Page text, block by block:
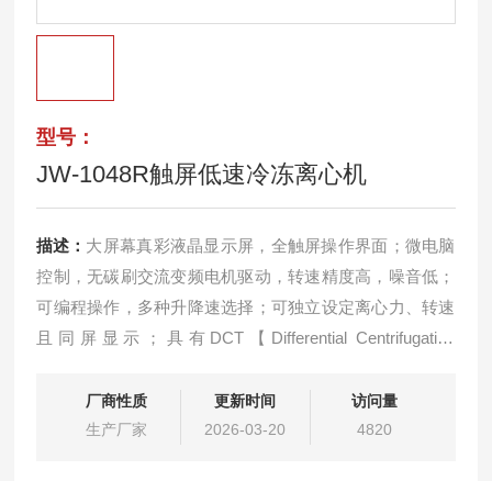
型号：
JW-1048R触屏低速冷冻离心机
描述： 大屏幕真彩液晶显示屏，全触屏操作界面；微电脑
控制，无碳刷交流变频电机驱动，转速精度高，噪音低；
可编程操作，多种升降速选择；可独立设定离心力、转速
且同屏显示；具有DCT【Differential Centrifugation
科研、生化制品、医疗检验、食品安全、农产品检测、畜
牧与水产检测、微生物、分子化学、环保、质检等行业。
厂商性质
生产厂家
更新时间
2026-03-20
访问量
4820